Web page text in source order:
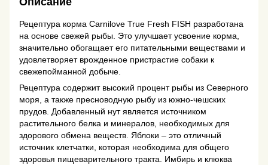
Рецептура корма Carnilove True Fresh FISH разработана
на основе свежей рыбы. Это улучшает усвоение корма,
значительно обогащает его питательными веществами и
удовлетворяет врожденное пристрастие собаки к
свежепойманной добыче.
Рецептура содержит высокий процент рыбы из Северного
моря, а также пресноводную рыбу из южно-чешских
прудов. Добавленный нут является источником
растительного белка и минералов, необходимых для
здорового обмена веществ. Яблоки – это отличный
источник клетчатки, которая необходима для общего
здоровья пищеварительного тракта. Имбирь и клюква